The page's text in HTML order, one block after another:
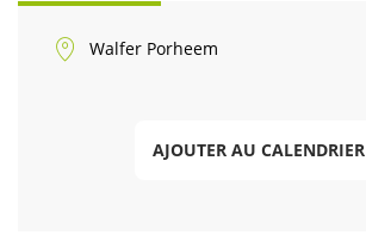
Walfer Porheem
AJOUTER AU CALENDRIER